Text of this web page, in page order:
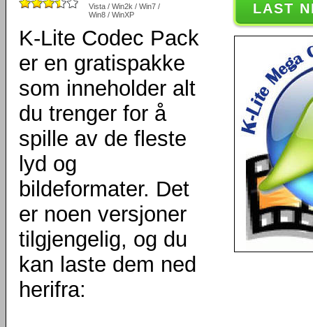
Vista / Win2k / Win7 /
Win8 / WinXP
LAST
K-Lite Codec Pack
er en gratispakke
som inneholder alt
du trenger for å
spille av de fleste
lyd og
bildeformater. Det
er noen versjoner
tilgjengelig, og du
kan laste dem ned
herifra: